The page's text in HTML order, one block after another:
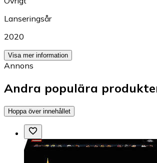
Lanseringsår
2020
Visa mer information
Annons
Andra populära
Hoppa över innehållet